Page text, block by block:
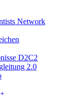
Network
D2C2
2.0